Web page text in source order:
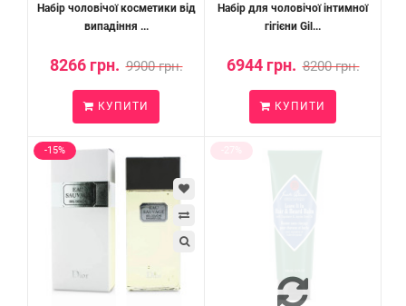
Набір чоловічої косметики від
випадіння ...
8266 грн. 9900 грн.
КУПИТИ
Набір для чоловічої інтимної
гігієни Gil...
6944 грн. 8200 грн.
КУПИТИ
-15%